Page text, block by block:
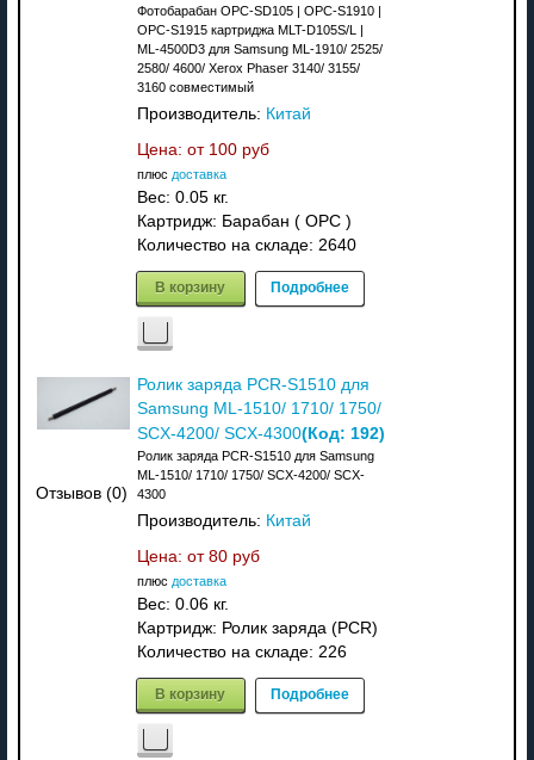
Фотобарабан OPC-SD105 | OPC-S1910 |
OPC-S1915 картриджа MLT-D105S/L |
ML-4500D3 для Samsung ML-1910/ 2525/
2580/ 4600/ Xerox Phaser 3140/ 3155/
3160 совместимый
Производитель: Китай
Цена: от 100 руб
плюс доставка
Вес: 0.05 кг.
Картридж: Барабан ( OPC )
Количество на складе: 2640
В корзину Подробнее
Отзывов (0)
Ролик заряда PCR-S1510 для
Samsung ML-1510/ 1710/ 1750/
SCX-4200/ SCX-4300(Код: 192)
Ролик заряда PCR-S1510 для Samsung
ML-1510/ 1710/ 1750/ SCX-4200/ SCX-
4300
Производитель: Китай
Цена: от 80 руб
плюс доставка
Вес: 0.06 кг.
Картридж: Ролик заряда (PCR)
Количество на складе: 226
В корзину Подробнее